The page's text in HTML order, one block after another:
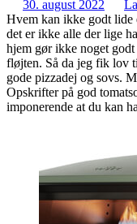
30. august 2022
Hvem kan ikke godt lide
det er ikke alle der lige
hjem gør ikke noget
fløjten. Så da jeg fik lov
gode pizzadej og sovs.
Opskrifter på god
imponerende at du kan